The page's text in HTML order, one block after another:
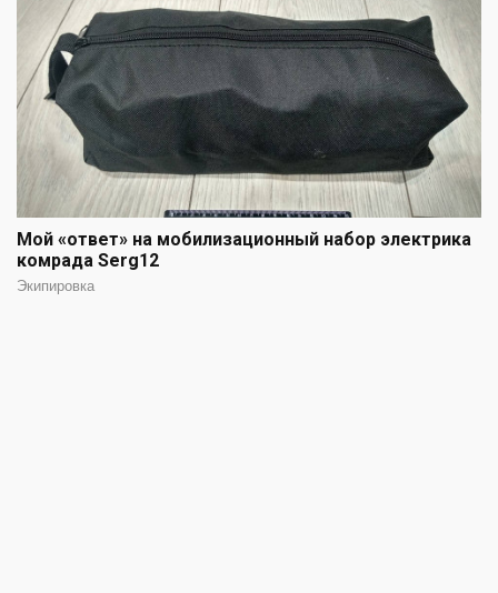
Мой «ответ» на мобилизационный набор электрика
комрада Serg12
Экипировка